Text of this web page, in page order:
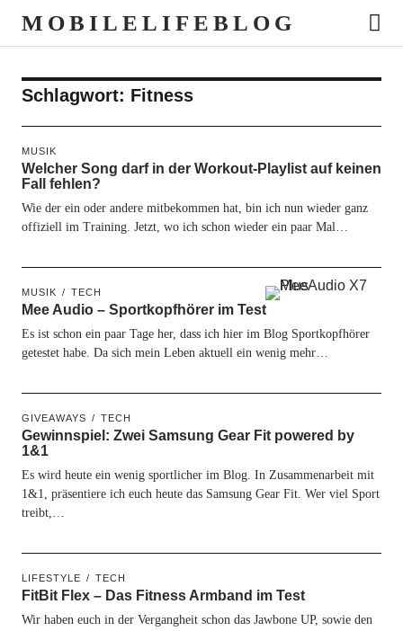
MOBILELIFEBLOG
Schlagwort: Fitness
MUSIK
Welcher Song darf in der Workout-Playlist auf keinen
Fall fehlen?
Wie der ein oder andere mitbekommen hat, bin ich nun wieder ganz
offiziell im Training. Jetzt, wo ich schon wieder ein paar Mal…
MUSIK TECH
Mee Audio – Sportkopfhörer im Test
Es ist schon ein paar Tage her, dass ich hier im Blog Sportkopfhörer
getestet habe. Da sich mein Leben aktuell ein wenig mehr…
GIVEAWAYS TECH
Gewinnspiel: Zwei Samsung Gear Fit powered by
1&1
Es wird heute ein wenig sportlicher im Blog. In Zusammenarbeit mit
1&1, präsentiere ich euch heute das Samsung Gear Fit. Wer viel Sport
treibt,…
LIFESTYLE TECH
FitBit Flex – Das Fitness Armband im Test
Wir haben euch in der Vergangheit schon das Jawbone UP, sowie den